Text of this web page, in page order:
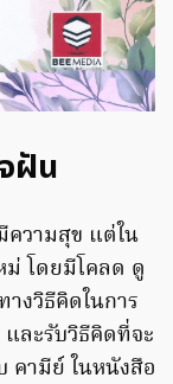
ฝัน
วามสุข แต่ใน
ม่ โดยมีโคลด ดู
งวิธีคิดในการ
ละรับวิธีคิดที่จะ
คามีย์ ในหนังสือ